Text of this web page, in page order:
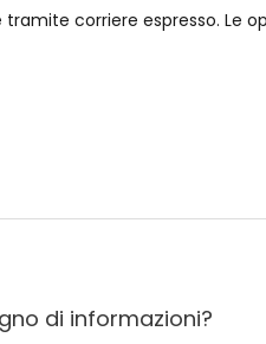
tramite corriere espresso. Le
di informazioni?